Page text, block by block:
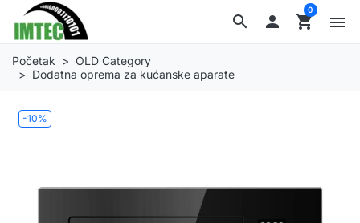
search  shopping_cart
0
menu
Početak
OLD Category
Dodatna oprema za kućanske aparate
-10%